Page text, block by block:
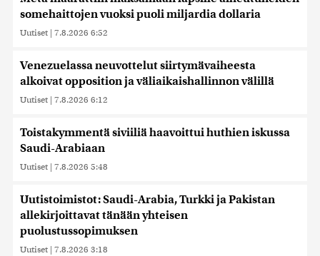
somehaittojen vuoksi puoli miljardia dollaria
Uutiset | 7.8.2026 6:52
Venezuelassa neuvottelut siirtymävaiheesta
alkoivat opposition ja väliaikaishallinnon välillä
Uutiset | 7.8.2026 6:12
Toistakymmentä siviiliä haavoittui huthien iskussa
Saudi-Arabiaan
Uutiset | 7.8.2026 5:48
Uutistoimistot: Saudi-Arabia, Turkki ja Pakistan
allekirjoittavat tänään yhteisen
puolustussopimuksen
Uutiset | 7.8.2026 3:18